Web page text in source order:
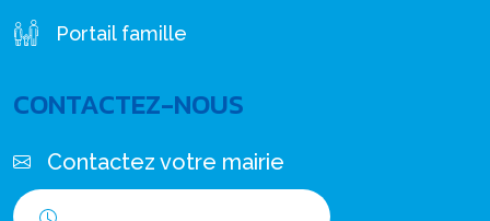
Portail famille
CONTACTEZ-NOUS
Contactez votre mairie